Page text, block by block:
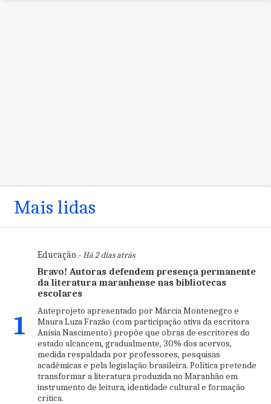
Mais lidas
1
Educação - Há 2 dias atrás
Bravo! Autoras defendem presença permanente
da literatura maranhense nas bibliotecas
escolares
Anteprojeto apresentado por Márcia Montenegro e
Maura Luza Frazão (com participação ativa da escritora
Anísia Nascimento) propõe que obras de escritores do
estado alcancem, gradualmente, 30% dos acervos,
medida respaldada por professores, pesquisas
acadêmicas e pela legislação brasileira. Política pretende
transformar a literatura produzida no Maranhão em
instrumento de leitura, identidade cultural e formação
crítica.